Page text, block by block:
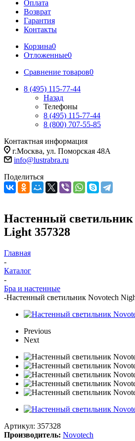
Оплата
Возврат
Гарантия
Контакты
Корзина0
Отложенные0
Сравнение товаров0
8 (495) 115-77-44
Назад
Телефоны
8 (495) 115-77-44
8 (800) 707-55-85
Контактная информация
г.Москва, ул. Поморская 48А
info@lustrabra.ru
Поделиться
Настенный
Light 357328
Главная
-
Каталог
-
Бра и настенные
-Настенный светильник Novotech
Previous
Next
Артикул: 357328
Производитель: Novotech